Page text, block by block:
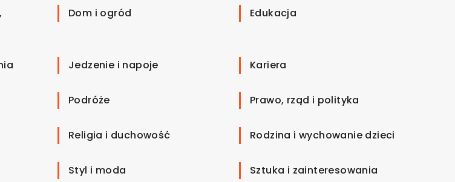
Dom i ogród Edukacja
Jedzenie i napoje Kariera
Podróże Prawo, rząd i polityka
Religia i duchowość Rodzina i wychowanie dzieci
Styl i moda Sztuka i zainteresowania